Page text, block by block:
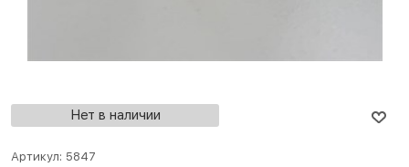
Нет в наличии
Артикул: 5847